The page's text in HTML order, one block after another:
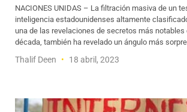
NACIONES UNIDAS – La filtración masiva de un
inteligencia estadounidenses altamente
una de las revelaciones de secretos más
década, también ha revelado un ángulo más
Thalif Deen 18 abril, 2023